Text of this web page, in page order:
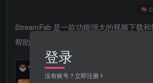
0
StreamFab 是一款功能强大的视频下载
帮助用户轻松获取和转换在线视频内容。
登录
没有账号？立即注册